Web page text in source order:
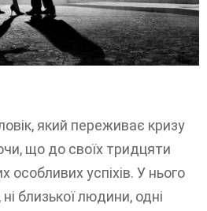
який переживає кризу
що до своїх тридцяти
особливих успіхів. У нього
близької людини, одні